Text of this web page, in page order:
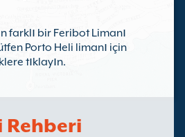
farklı bir Feribot Limanı
Porto Heli limanı için
tıklayın.
Rehberi